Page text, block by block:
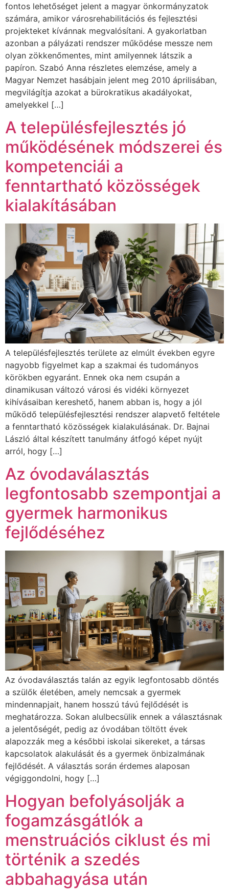
fontos lehetőséget jelent a magyar önkormányzatok
számára, amikor városrehabilitációs és fejlesztési
projekteket kívánnak megvalósítani. A gyakorlatban
azonban a pályázati rendszer működése messze nem
olyan zökkenőmentes, mint amilyennek látszik a
papíron. Szabó Anna részletes elemzése, amely a
Magyar Nemzet hasábjain jelent meg 2010 áprilisában,
megvilágítja azokat a bürokratikus akadályokat,
amelyekkel […]
A településfejlesztés jó
működésének módszerei és
kompetenciái a
fenntartható közösségek
kialakításában
A településfejlesztés területe az elmúlt években egyre
nagyobb figyelmet kap a szakmai és tudományos
körökben egyaránt. Ennek oka nem csupán a
dinamikusan változó városi és vidéki környezet
kihívásaiban kereshető, hanem abban is, hogy a jól
működő településfejlesztési rendszer alapvető feltétele
a fenntartható közösségek kialakulásának. Dr. Bajnai
László által készített tanulmány átfogó képet nyújt
arról, hogy […]
Az óvodaválasztás
legfontosabb szempontjai a
gyermek harmonikus
fejlődéséhez
Az óvodaválasztás talán az egyik legfontosabb döntés
a szülők életében, amely nemcsak a gyermek
mindennapjait, hanem hosszú távú fejlődését is
meghatározza. Sokan alulbecsülik ennek a választásnak
a jelentőségét, pedig az óvodában töltött évek
alapozzák meg a későbbi iskolai sikereket, a társas
kapcsolatok alakulását és a gyermek önbizalmának
fejlődését. A választás során érdemes alaposan
végiggondolni, hogy […]
Hogyan befolyásolják a
fogamzásgátlók a
menstruációs ciklust és mi
történik a szedés
abbahagyása után